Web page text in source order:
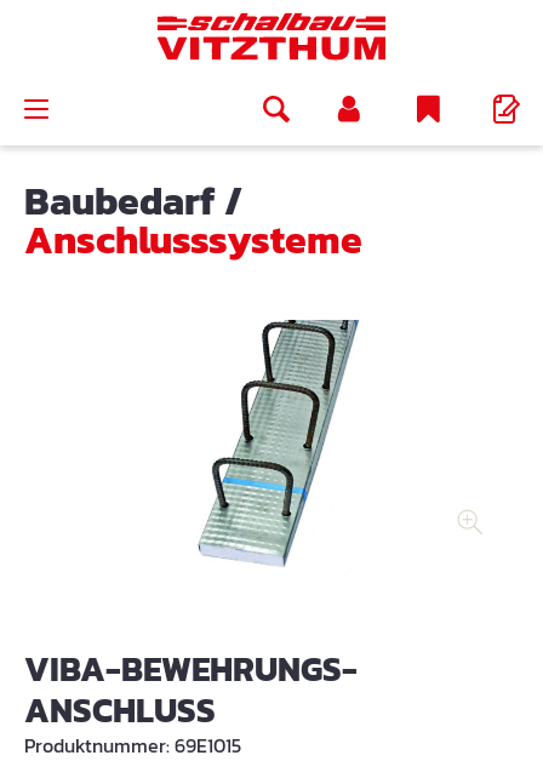
Baubedarf/
Anschlusssysteme
VIBA-BEWEHRUNGS-
ANSCHLUSS
Produktnummer:69E1015